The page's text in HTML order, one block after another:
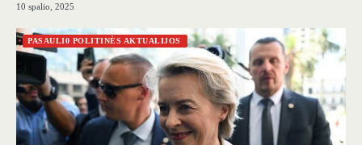
10 spalio, 2025
PASAULI0 POLITINĖS AKTUALIJOS